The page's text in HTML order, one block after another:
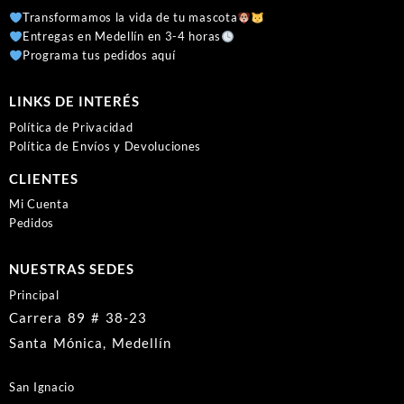
Transformamos la vida de tu mascota
Entregas en Medellín en 3-4 horas
Programa tus pedidos aquí
LINKS DE INTERÉS
Política de Privacidad
Política de Envíos y Devoluciones
CLIENTES
Mi Cuenta
Pedidos
NUESTRAS SEDES
Principal
Carrera 89 # 38-23
Santa Mónica, Medellín
San Ignacio